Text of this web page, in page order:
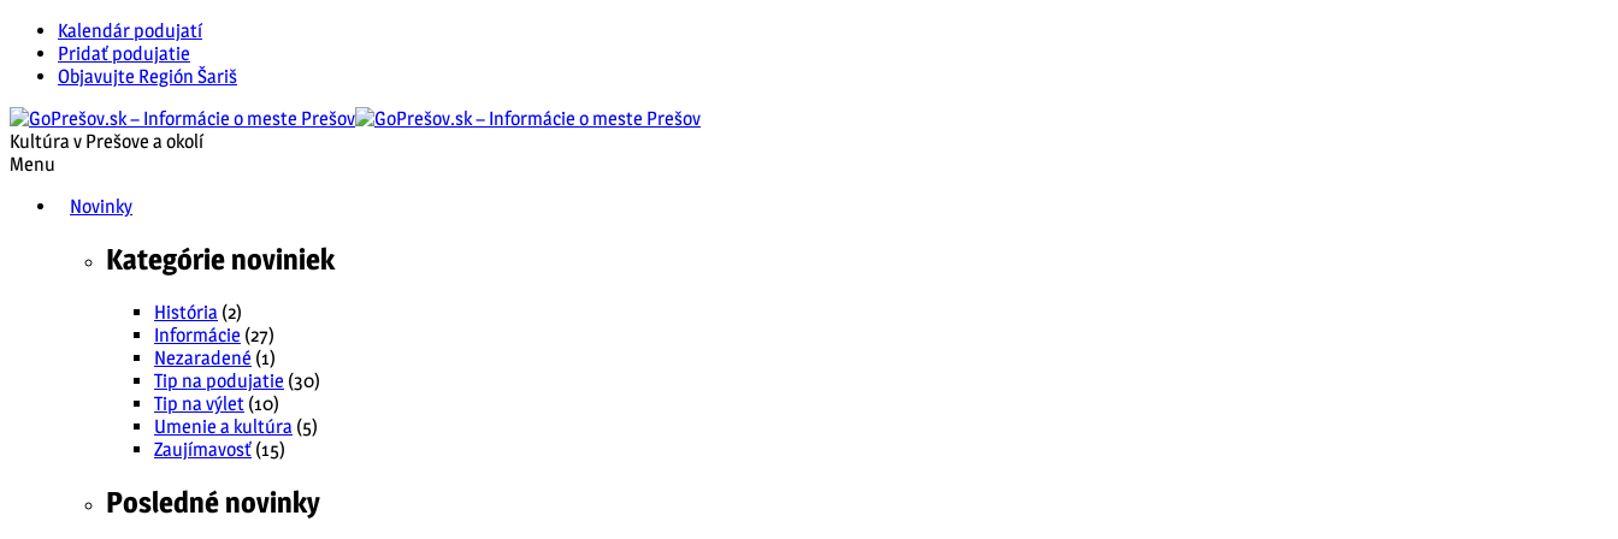
Kalendár podujatí
Pridať podujatie
Objavujte Región Šariš
Kultúra v Prešove a okolí
Menu
Novinky
Kategórie noviniek
História (2)
Informácie (27)
Nezaradené (1)
Tip na podujatie (30)
Tip na výlet (10)
Umenie a kultúra (5)
Zaujímavosť (15)
Posledné novinky